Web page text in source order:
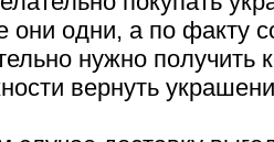
они одни, а по факту
нужно получить
вернуть